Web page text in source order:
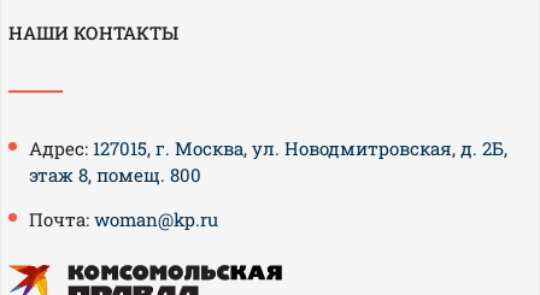
НАШИ КОНТАКТЫ
Адрес: 127015, г. Москва, ул. Новодмитровская, д. 2Б,
этаж 8, помещ. 800
Почта: woman@kp.ru